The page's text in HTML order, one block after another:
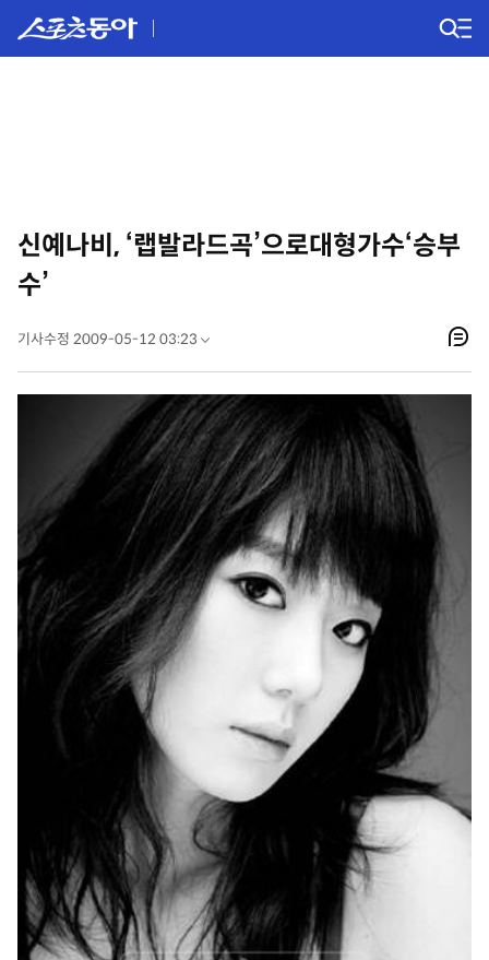
신예나비, ‘랩발라드곡’으로대형가수‘승부
수’
기사수정 2009-05-12 03:23